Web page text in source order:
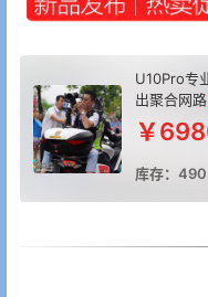
U10Pro专
出聚合网路
￥
库存：490